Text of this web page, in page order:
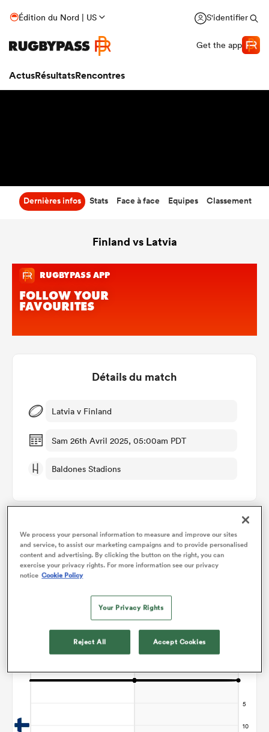
Édition du Nord | US S'identifier
Get the app
ActusRésultatsRencontres
Dernières infos Stats Face à face Equipes Classement
Finland vs Latvia
Détails du match
Latvia v Finland
Sam 26th Avril 2025, 05:00am PDT
Baldones Stadions
Graphique d'évolution des points
Le match se termine sur un nul
We process your personal information to measure and improve our sites
and service, to assist our marketing campaigns and to provide personalised
content and advertising. By clicking the button on the right, you can
exercise your privacy rights. For more information see our privacy
notice Cookie Policy
Your Privacy Rights
Reject All Accept Cookies